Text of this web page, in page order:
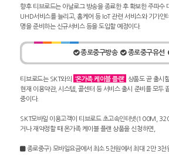
향후 티브로드는 아날로그 방송을 종료한 후 확보한 주파수
UHD서비스를 늘리고, 홈케어 등 IoT 관련 서비스와 기가인
명을 준비하는 신규서비스 등을 도입할 예정이다.
종로중구방송 종로중구유선
티브로드는 SKT와의 ‘온가족 케이블 플랜‘
상품도 곧 출시
현재 이용약관, 시스템, 콜센터 등 서비스 출시 준비를 모두
중이다.
SKT모바일 이용고객이 티브로드 초고속인터넷(100M,
거나 재약정할 때 온가족 케이블 플랜 상품을 신청하면,
종로중구) 모바일요금에서 최소 5천원에서 최대 2만 3천